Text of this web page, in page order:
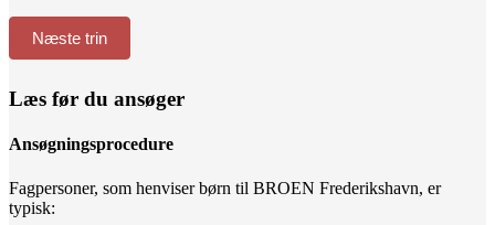
Næste trin
Læs før du ansøger
Ansøgningsprocedure
Fagpersoner, som henviser børn til BROEN Frederikshavn, er
typisk: